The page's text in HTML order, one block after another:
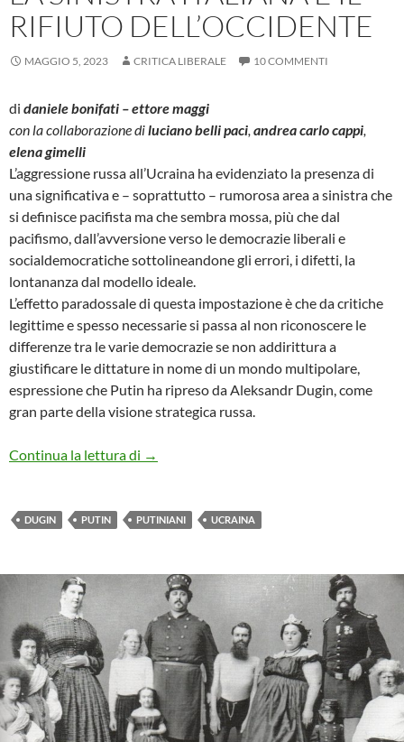
RIFIUTO DELL’OCCIDENTE
MAGGIO 5, 2023 CRITICA LIBERALE 10 COMMENTI
di daniele bonifati – ettore maggi
con la collaborazione diluciano belli paci andrea carlo cappi
elena gimelli
L’aggressione russa all’Ucraina ha evidenziato la presenza di
una significativa e – soprattutto – rumorosa area a sinistra che
si definisce pacifista ma che sembra mossa, più che dal
pacifismo, dall’avversione verso le democrazie liberali e
socialdemocratiche sottolineandone gli errori, i difetti, la
lontananza dal modello ideale.
L’effetto paradossale di questa impostazione è che da critiche
legittime e spesso necessarie si passa al non riconoscere le
differenze tra le varie democrazie se non addirittura a
giustificare le dittature in nome di un mondo multipolare,
espressione che Putin ha ripreso da Aleksandr Dugin, come
gran parte della visione strategica russa.
Continua la lettura di la sinistra italiana e il rifiuto dell’occidente
→
DUGIN PUTIN PUTINIANI UCRAINA